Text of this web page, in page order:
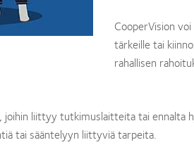
CooperVision
tärkeille tai
rahallisen
liittyy tutkimuslaitteita tai ennalta
tai sääntelyyn liittyviä tarpeita.